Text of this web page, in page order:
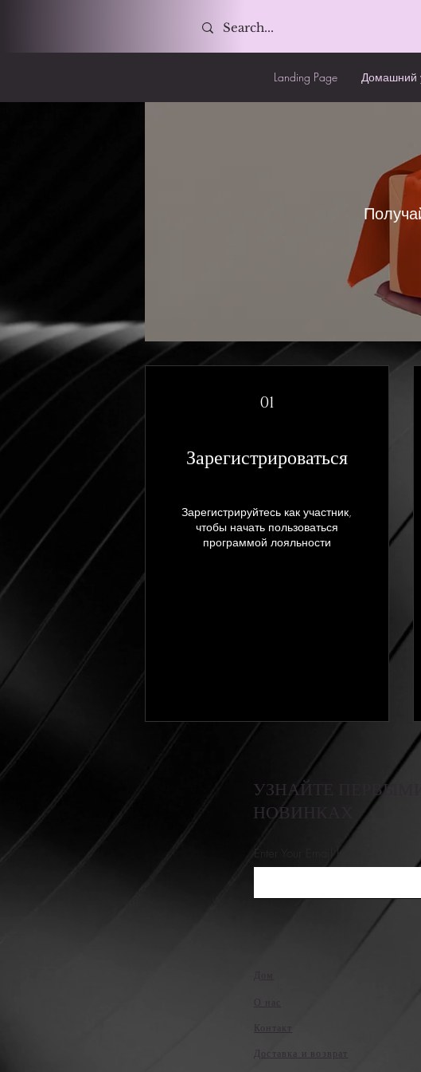
Landing Page Домашний
01
Зарегистрироваться
Зарегистрируйтесь как участник,
чтобы начать пользоваться
программой лояльности
УЗНАЙТЕ
НОВИНКАХ
Enter Your Email Here
Контакт
Доставка и возврат